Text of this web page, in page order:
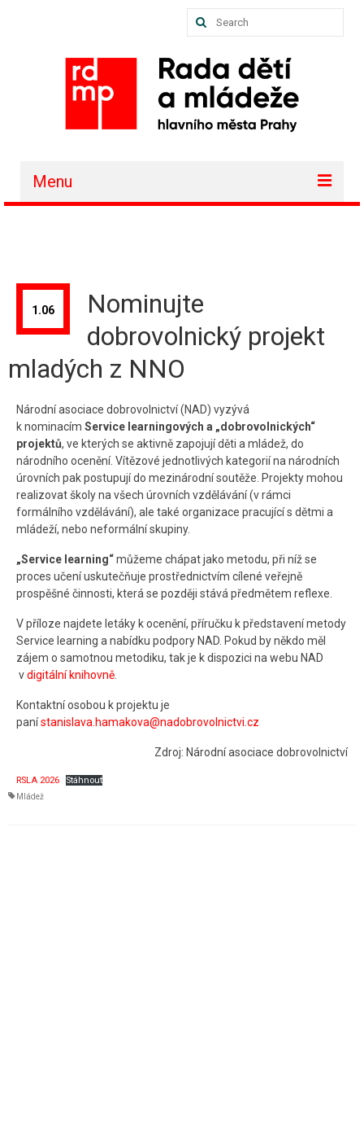
Search
Menu
Členské organizace
Vzdělávání
Půjčovna
1.06
Nominujte
dobrovolnický projekt
mladých z NNO
Národní asociace dobrovolnictví (NAD) vyzývá
k nominacím Service learningových a „dobrovolnických“
projektů, ve kterých se aktivně zapojují děti a mládež, do
národního ocenění. Vítězové jednotlivých kategorií na národních
úrovních pak postupují do mezinárodní soutěže. Projekty mohou
realizovat školy na všech úrovních vzdělávání (v rámci
formálního vzdělávání), ale také organizace pracující s dětmi a
mládeží, nebo neformální skupiny.
„Service learning“můžeme chápat jako metodu, při níž se
proces učení uskutečňuje prostřednictvím cílené veřejně
prospěšné činnosti, která se později stává předmětem reflexe.
V příloze najdete letáky k ocenění, příručku k představení metody
Service learning a nabídku podpory NAD. Pokud by někdo měl
zájem o samotnou metodiku, tak je k dispozici na webu NAD
vdigitální knihovně
Kontaktní osobou k projektu je
panístanislava.hamakova@nadobrovolnictvi.cz
Zdroj: Národní asociace dobrovolnictví
RSLA 2026 Stáhnout
Mládež